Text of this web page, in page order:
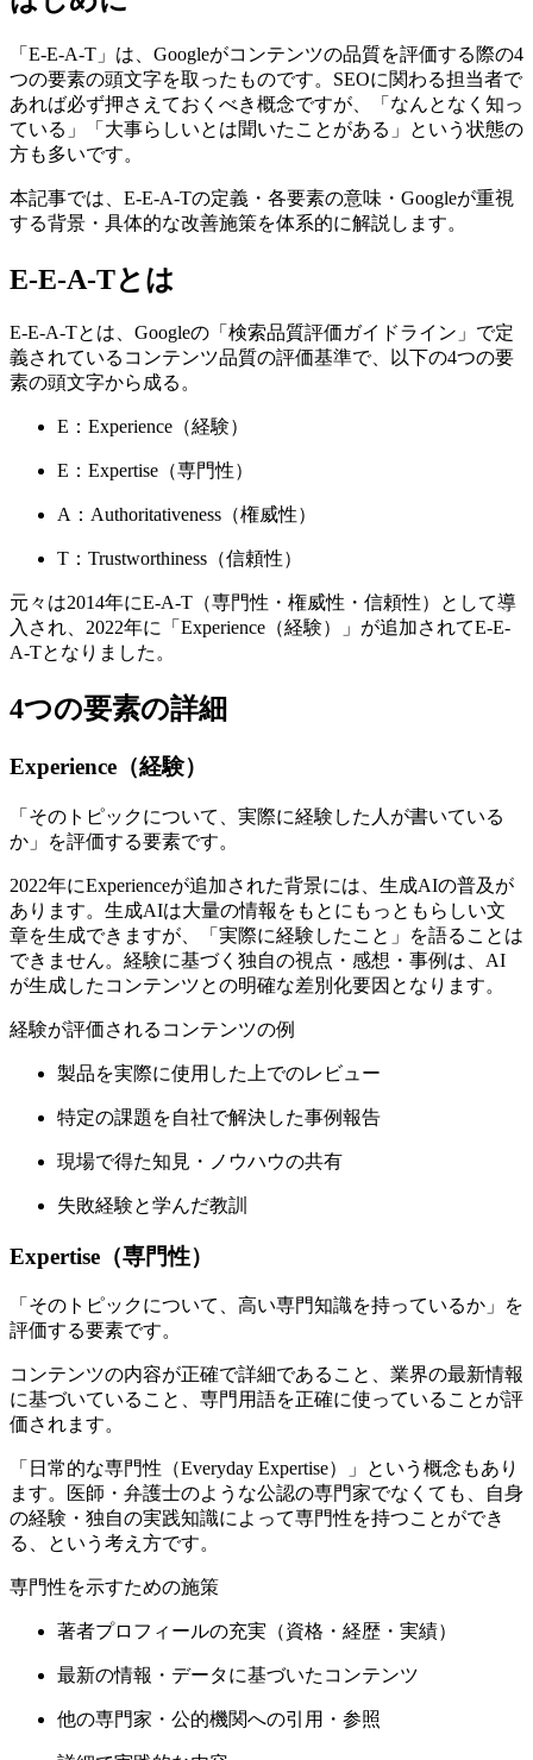
「E-E-A-T」は、Googleがコンテンツの品質を評価する際の4
つの要素の頭文字を取ったものです。SEOに関わる担当者で
あれば必ず押さえておくべき概念ですが、「なんとなく知っ
ている」「大事らしいとは聞いたことがある」という状態の
方も多いです。
本記事では、E-E-A-Tの定義・各要素の意味・Googleが重視
する背景・具体的な改善施策を体系的に解説します。
E-E-A-Tとは
E-E-A-Tとは、Googleの「検索品質評価ガイドライン」で定
義されているコンテンツ品質の評価基準で、以下の4つの要
素の頭文字から成る。
E：Experience（経験）
E：Expertise（専門性）
A：Authoritativeness（権威性）
T：Trustworthiness（信頼性）
元々は2014年にE-A-T（専門性・権威性・信頼性）として導
入され、2022年に「Experience（経験）」が追加されてE-E-
A-Tとなりました。
4つの要素の詳細
Experience（経験）
「そのトピックについて、実際に経験した人が書いている
か」を評価する要素です。
2022年にExperienceが追加された背景には、生成AIの普及が
あります。生成AIは大量の情報をもとにもっともらしい文
章を生成できますが、「実際に経験したこと」を語ることは
できません。経験に基づく独自の視点・感想・事例は、AI
が生成したコンテンツとの明確な差別化要因となります。
経験が評価されるコンテンツの例
製品を実際に使用した上でのレビュー
特定の課題を自社で解決した事例報告
現場で得た知見・ノウハウの共有
失敗経験と学んだ教訓
Expertise（専門性）
「そのトピックについて、高い専門知識を持っているか」を
評価する要素です。
コンテンツの内容が正確で詳細であること、業界の最新情報
に基づいていること、専門用語を正確に使っていることが評
価されます。
「日常的な専門性（Everyday Expertise）」という概念もあり
ます。医師・弁護士のような公認の専門家でなくても、自身
の経験・独自の実践知識によって専門性を持つことができ
る、という考え方です。
専門性を示すための施策
著者プロフィールの充実（資格・経歴・実績）
最新の情報・データに基づいたコンテンツ
他の専門家・公的機関への引用・参照